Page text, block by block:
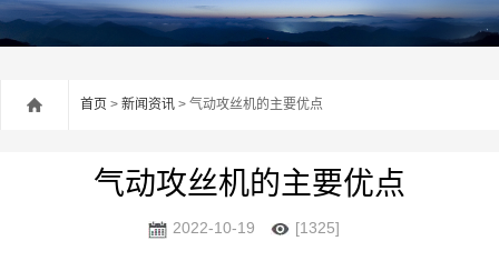
首页 > 新闻资讯 > 气动攻丝机的主要优点
气动攻丝机的主要优点
2022-10-19 [1325]